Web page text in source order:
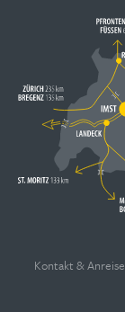
Kontakt & Anreise